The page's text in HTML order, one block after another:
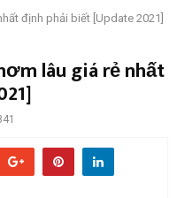
định phải biết [Update 2021]
lâu giá rẻ nhất